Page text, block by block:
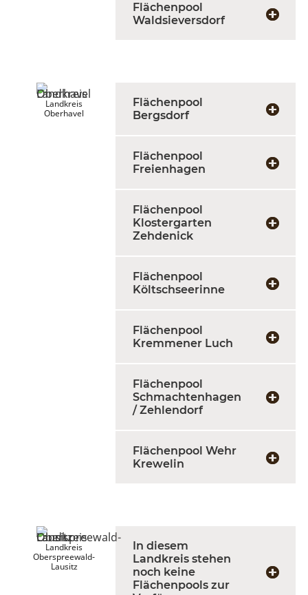
Flächenpool
Waldsieversdorf
Landkreis
Oberhavel
Flächenpool
Bergsdorf
Flächenpool
Freienhagen
Flächenpool
Klostergarten
Zehdenick
Flächenpool
Költschseerinne
Flächenpool
Kremmener Luch
Flächenpool
Schmachtenhagen
/ Zehlendorf
Flächenpool Wehr
Krewelin
Landkreis
Oberspreewald-
Lausitz
In diesem
Landkreis stehen
noch keine
Flächenpools zur